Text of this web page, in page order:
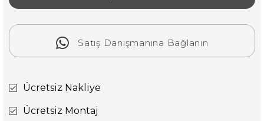
Satış Danışmanına Bağlanın
Ücretsiz Nakliye
Ücretsiz Montaj